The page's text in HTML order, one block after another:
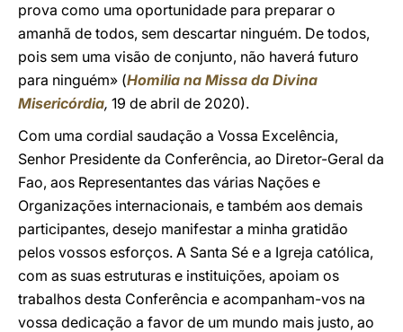
prova como uma oportunidade para preparar o
amanhã de todos, sem descartar ninguém. De todos,
pois sem uma visão de conjunto, não haverá futuro
para ninguém» (Homilia na Missa da Divina
Misericórdia, 19 de abril de 2020).
Com uma cordial saudação a Vossa Excelência,
Senhor Presidente da Conferência, ao Diretor-Geral da
Fao, aos Representantes das várias Nações e
Organizações internacionais, e também aos demais
participantes, desejo manifestar a minha gratidão
pelos vossos esforços. A Santa Sé e a Igreja católica,
com as suas estruturas e instituições, apoiam os
trabalhos desta Conferência e acompanham-vos na
vossa dedicação a favor de um mundo mais justo, ao